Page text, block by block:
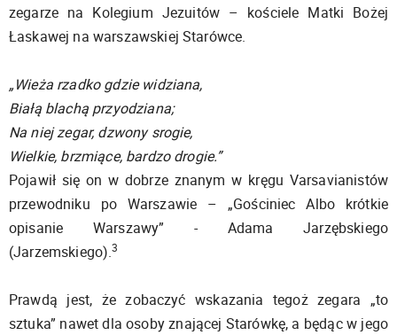
zegarze na Kolegium Jezuitów – kościele Matki Bożej
Łaskawej na warszawskiej Starówce.
„Wieża rzadko gdzie widziana,
Białą blachą przyodziana;
Na niej zegar, dzwony srogie,
Wielkie, brzmiące, bardzo drogie.”
Pojawił się on w dobrze znanym w kręgu Varsavianistów
przewodniku po Warszawie – „Gościniec Albo krótkie
opisanie Warszawy” - Adama Jarzębskiego
(Jarzemskiego).3
Prawdą jest, że zobaczyć wskazania tegoż zegara „to
sztuka” nawet dla osoby znającej Starówkę, a będąc w jego